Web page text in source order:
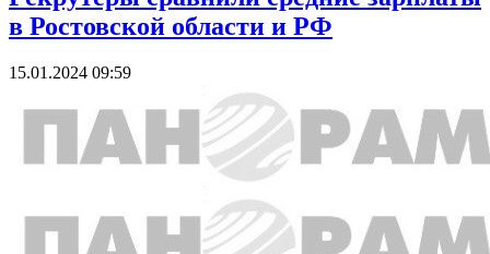
в Ростовской области и РФ
15.01.2024 09:59